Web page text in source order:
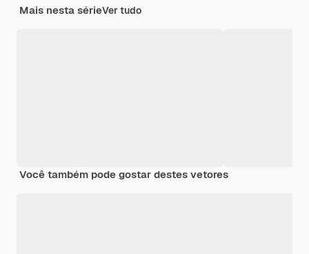
Mais nesta sérieVer tudo
Você também pode gostar destes vetores